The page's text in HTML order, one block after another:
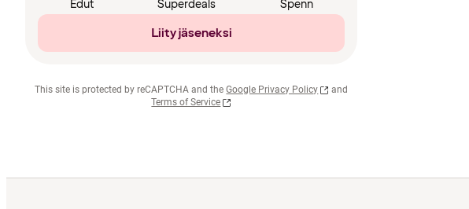
Edut Superdeals Spenn
Liity jäseneksi
This site is protected by reCAPTCHA and the Google Privacy Policy
and
Terms of Service